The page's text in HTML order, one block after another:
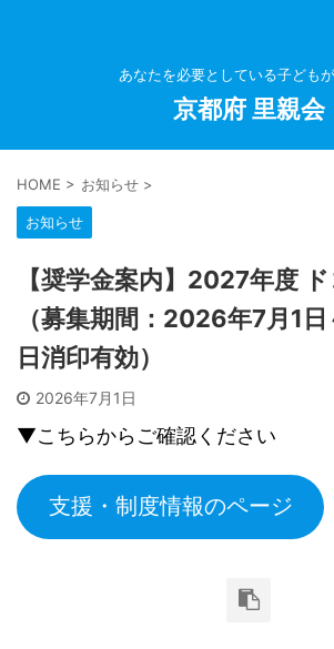
あなたを必要としている子ども
京都府 里親会
HOME > お知らせ >
お知らせ
【奨学金案内】2027年度
（募集期間：2026年7月1
日消印有効）
2026年7月1日
▼こちらからご確認ください
支援・制度情報のページ